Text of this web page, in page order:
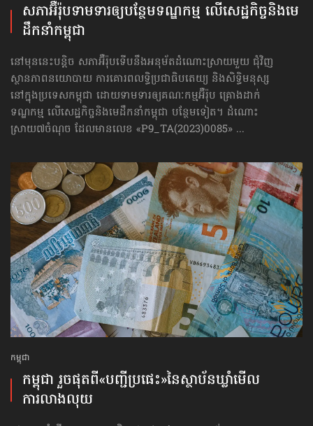
សភាអ៊ឺរ៉ុបទាមទារ​ឲ្យបន្ថែម​ទណ្ឌកម្ម លើសេដ្ឋកិច្ច​និងមេ
ដឹកនាំកម្ពុជា
នៅមុននេះបន្តិច សភាអ៊ឺរ៉ុបទើបនឹងអនុម័តដំណោះស្រាយមួយ ជុំវិញ
ស្ថានភាពនយោបាយ ការគោរព​លទ្ធិ​ប្រជាធិបតេយ្យ និងសិទ្ធិមនុស្ស
នៅក្នុងប្រទេសកម្ពុជា ដោយទាមទារឲ្យគណៈកម្មអ៊ឺរ៉ុប គ្រោងដាក់​
ទណ្ឌកម្ម លើសេដ្ឋកិច្ច​និងមេដឹកនាំកម្ពុជា បន្ថែមទៀត។ ដំណោះ
ស្រាយ៧ចំណុច ដែលមានលេខ «P9_TA(2023)0085» ...
កម្ពុជា
កម្ពុជា រួចផុតពី«បញ្ជីប្រផេះ»​នៃស្ថាប័ន​ឃ្លាំមើល​
ការលាងលុយ